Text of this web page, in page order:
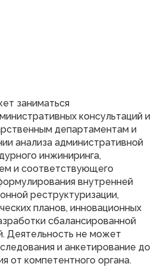
заниматься
консультаций и
департаментам и
анализа административной
инжиниринга,
и соответствующего
внутренней
реструктуризации,
планов, инновационных
сбалансированной
Деятельность не может
и анкетирование до
от компетентного органа.